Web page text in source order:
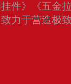
件》《五金
力于营造极